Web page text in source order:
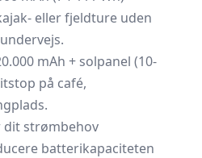
eller fjeldture uden
mAh + solpanel (10-
på café,
dit strømbehov
batterikapaciteten